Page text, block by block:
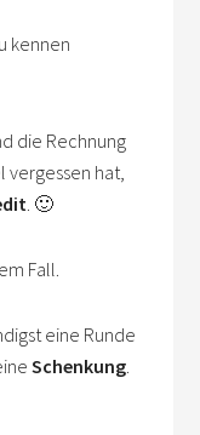
kennen
die Rechnung
hat,
. 🙂
Fall.
eine Runde
Schenkung